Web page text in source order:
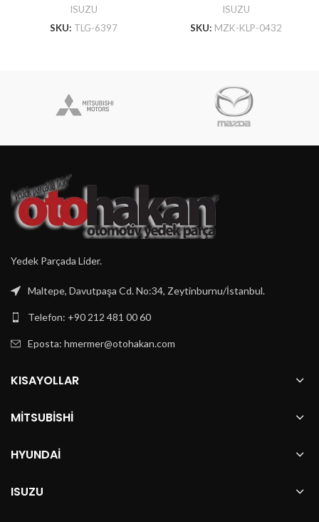
ISUZU
SKU: TLG-6397
ISUZU
SKU: MZK-KLP-0432
Yedek Parçada Lider.
Maltepe, Davutpaşa Cd. No:34, Zeytinburnu/İstanbul.
Telefon: +90 212 481 00 60
Eposta: hmermer@otohakan.com
KISAYOLLAR
MITSUBISHI
HYUNDAI
ISUZU